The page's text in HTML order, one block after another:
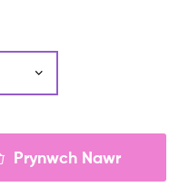
Prynwch Nawr